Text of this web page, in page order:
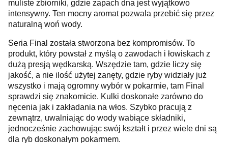
muliste zbiorniki, gdzie zapach dna jest wyjątkowo
intensywny. Ten mocny aromat pozwala przebić się przez
naturalną woń wody.
Seria Final została stworzona bez kompromisów. To
produkt, który powstał z myślą o zawodach i łowiskach z
dużą presją wędkarską. Wszędzie tam, gdzie liczy się
jakość, a nie ilość użytej zanęty, gdzie ryby widziały już
wszystko i mają ogromny wybór w pokarmie, tam Final
sprawdzi się znakomicie. Kulki doskonałe zarówno do
nęcenia jak i zakładania na włos. Szybko pracują z
zewnątrz, uwalniając do wody wabiące składniki,
jednocześnie zachowując swój kształt i przez wiele dni są
dla ryb doskonałym pokarmem.